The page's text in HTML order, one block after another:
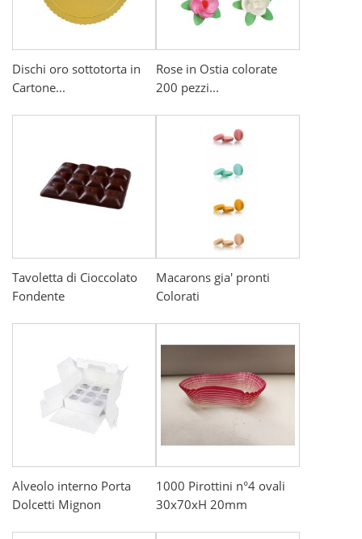
Dischi oro sottotorta in
Cartone...
Rose in Ostia colorate
200 pezzi...
Tavoletta di Cioccolato
Fondente
Macarons gia' pronti
Colorati
Alveolo interno Porta
Dolcetti Mignon
1000 Pirottini n°4 ovali
30x70xH 20mm